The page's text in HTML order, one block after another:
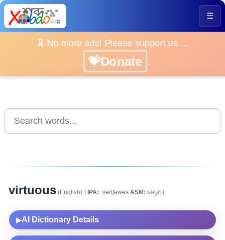
☰
🎗️ No more ads! Please support us ...
💝Donate
virtuous (English) [IPA: ˈvərtʃəwəs ASM: ভাৰচুৱাচ]
▶AI Dictionary Details